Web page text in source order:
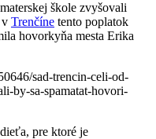
škole zvyšovali
v Trenčíne tento poplatok
hovorkyňa mesta Erika
sad-trencin-celi-od-
by-sa-spamatat-hovori-
pre ktoré je